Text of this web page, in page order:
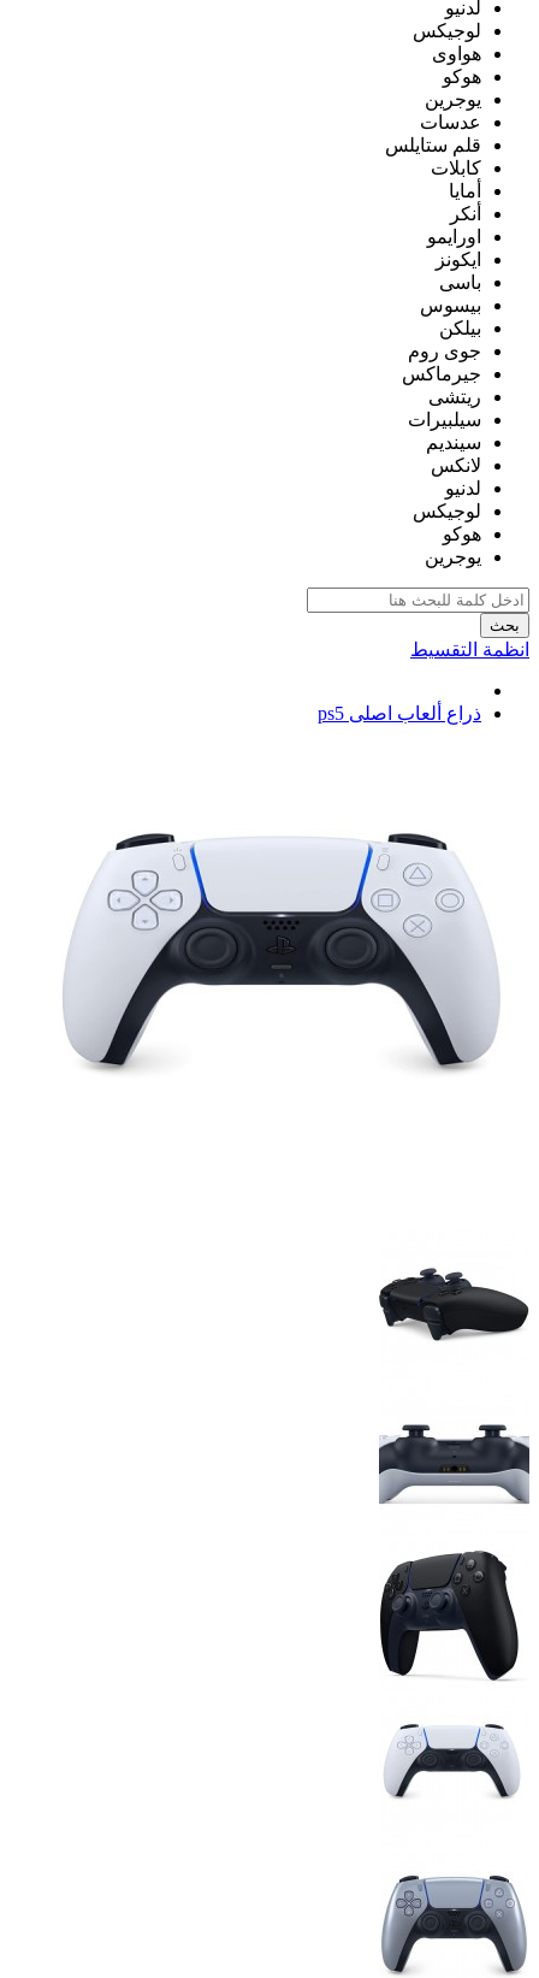
لدنيو
لوجيكس
هواوى
هوكو
يوجرين
عدسات
قلم ستايلس
كابلات
أمايا
أنكر
اورايمو
ايكونز
باسى
بيسوس
بيلكن
جوى روم
جيرماكس
ريتشى
سيلبيرات
سينديم
لانكس
لدنيو
لوجيكس
هوكو
يوجرين
بحث
انظمة التقسيط
ذراع ألعاب اصلى ps5